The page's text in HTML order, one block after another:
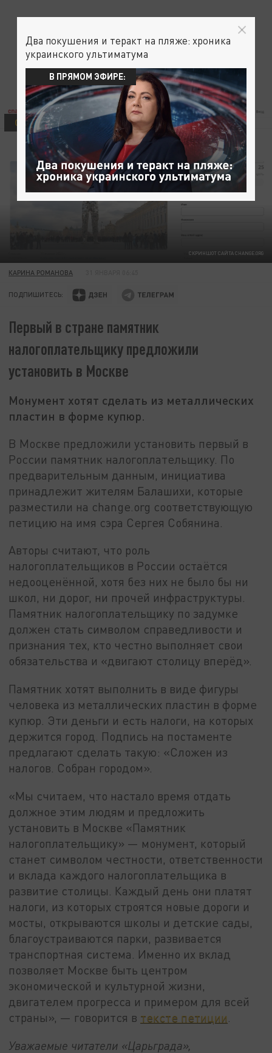
СКРИНШОТ САЙТА CHANGE.ORG
ОБЩЕСТВО
КАРИНА РОМАНОВА
ПОДПИШИТЕСЬ:
Первый в стране памятник
налогоплательщику предложили
установить в Москве
Монумент хотят сделать из металлических
пластин в форме купюр.
В Москве предложили установить первый в
России памятник налогоплательщику. По
предварительным данным, инициатива
принадлежит жителям Балашихи, которые
разместили на change.org соответствующую
петицию на имя сэра Сергея Собянина.
Авторы считают, что роль
налогоплательщиков в России остаётся
недооценённой, хотя без них не было бы ни
школ, ни дорог, ни прочей инфраструктуры.
Памятник налогоплательщику по задумке
должен стать символом справедливости и
признания тех, кто честно выполняет свои
обязательства и «двигают столицу вперёд».
Памятник хотят выполнить в виде фигуры
человека из металлических пластин в форме
купюр. Эти деньги и есть налоги, на которых
держится город. Подпись на постаменте
предлагают сделать такую: «Сложен из
налогов. Собран городом».
«Мы считаем, что настало время отдать
должное этим людям и предложить
установить в Москве «Памятник
налогоплательщику» — монумент, который
станет символом честности, ответственности
и вклада каждого налогоплательщика в
развитие столицы. Каждый день они платят
налоги, из которых строятся новые дороги и
мосты, открываются школы и детские сады,
благоустраиваются парки, развивается
транспортная система. Именно их вклад
позволяет Москве быть центром
экономической и культурной жизни,
двигателем прогресса и примером для всей
страны», — говорится в тексте петиции
Уважаемые читатели «Царьграда»,
Два покушения и теракт на пляже: хроника
украинского ультиматума
В ПРЯМОМ ЭФИРЕ: